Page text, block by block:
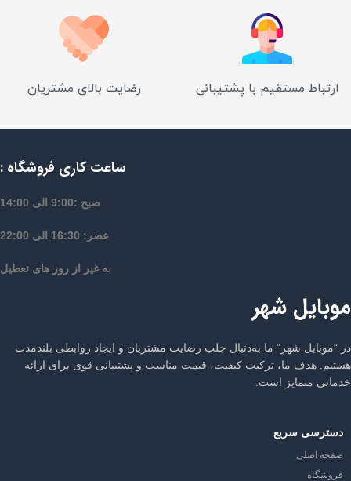
ارتباط مستقیم با پشتیبانی رضایت بالای مشتریان
ساعت کاری فروشگاه :
صبح :9:00 الی 14:00
عصر: 16:30 الی 22:00
به غیر از روز های تعطیل
موبایل شهر
در “موبایل شهر” ما به‌دنبال جلب رضایت مشتریان و ایجاد روابطی بلندمدت
هستیم. هدف ما، ترکیب کیفیت، قیمت مناسب و پشتیبانی قوی برای ارائه
خدماتی متمایز است.
دسترسی سریع
صفحه اصلی
فروشگاه